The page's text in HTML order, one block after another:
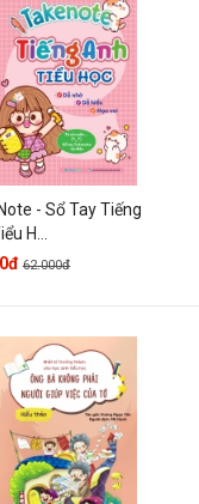
- Sổ Tay Tiếng
H...
62.000đ